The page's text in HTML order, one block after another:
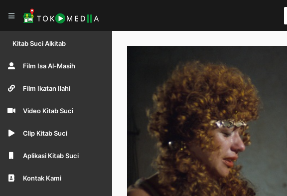
Kitab Suci Alkitab
Film Isa Al-Masih
Film Ikatan Ilahi
Video Kitab Suci
Clip Kitab Suci
Aplikasi Kitab Suci
Kontak Kami